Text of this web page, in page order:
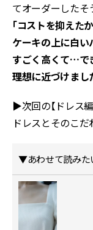
てオーダーしたそ
「コストを抑えた
ケーキの上に白い
すごく高くて…で
理想に近づけまし
▶︎次回の【ドレス
ドレスとそのこだ
▼あわせて読みた